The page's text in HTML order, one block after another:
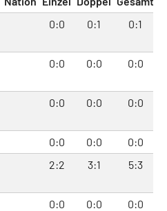
0:0 0:1 0:1
0:0 0:0 0:0
0:0 0:0 0:0
0:0 0:0
0:0
2:2 3:1 5:3
0:0 0:0 0:0